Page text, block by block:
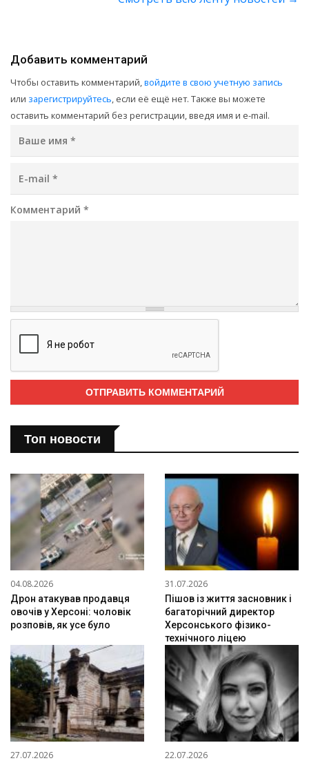
Добавить комментарий
Чтобы оставить комментарий, войдите в свою учетную запись
или зарегистрируйтесь , если её ещё нет. Также вы можете
оставить комментарий без регистрации, введя имя и e-mail.
Комментарий *
Топ новости
04.08.2026
Дрон атакував продавця
овочів у Херсоні: чоловік
розповів, як усе було
31.07.2026
Пішов із життя засновник і
багаторічний директор
Херсонського фізико-
технічного ліцею
27.07.2026 22.07.2026